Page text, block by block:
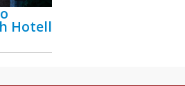
Hotell